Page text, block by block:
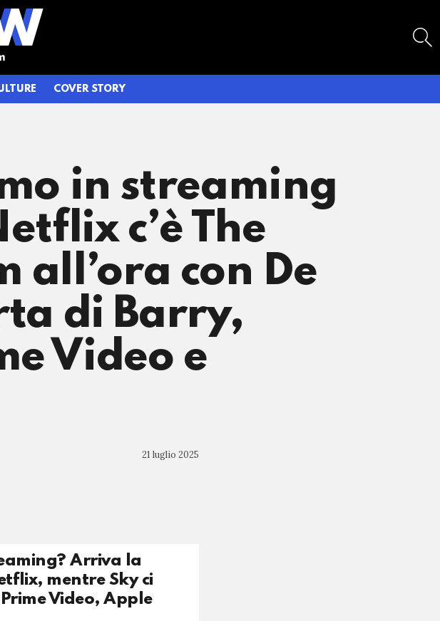
COVER STORY
in streaming
c’è The
all’ora con De
di Barry,
Video e
21 luglio 2025
Arriva la
mentre Sky ci
Video, Apple